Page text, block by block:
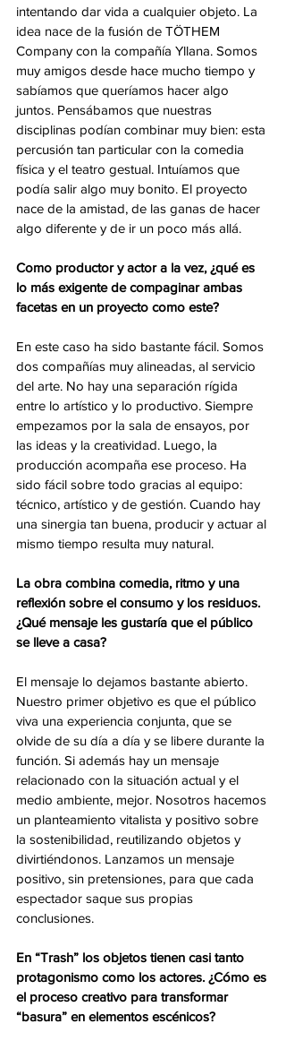
intentando dar vida a cualquier objeto. La
idea nace de la fusión de TÖTHEM
Company con la compañía Yllana. Somos
muy amigos desde hace mucho tiempo y
sabíamos que queríamos hacer algo
juntos. Pensábamos que nuestras
disciplinas podían combinar muy bien: esta
percusión tan particular con la comedia
física y el teatro gestual. Intuíamos que
podía salir algo muy bonito. El proyecto
nace de la amistad, de las ganas de hacer
algo diferente y de ir un poco más allá.
Como productor y actor a la vez, ¿qué es
lo más exigente de compaginar ambas
facetas en un proyecto como este?
En este caso ha sido bastante fácil. Somos
dos compañías muy alineadas, al servicio
del arte. No hay una separación rígida
entre lo artístico y lo productivo. Siempre
empezamos por la sala de ensayos, por
las ideas y la creatividad. Luego, la
producción acompaña ese proceso. Ha
sido fácil sobre todo gracias al equipo:
técnico, artístico y de gestión. Cuando hay
una sinergia tan buena, producir y actuar al
mismo tiempo resulta muy natural.
La obra combina comedia, ritmo y una
reflexión sobre el consumo y los residuos.
¿Qué mensaje les gustaría que el público
se lleve a casa?
El mensaje lo dejamos bastante abierto.
Nuestro primer objetivo es que el público
viva una experiencia conjunta, que se
olvide de su día a día y se libere durante la
función. Si además hay un mensaje
relacionado con la situación actual y el
medio ambiente, mejor. Nosotros hacemos
un planteamiento vitalista y positivo sobre
la sostenibilidad, reutilizando objetos y
divirtiéndonos. Lanzamos un mensaje
positivo, sin pretensiones, para que cada
espectador saque sus propias
conclusiones.
En “Trash” los objetos tienen casi tanto
protagonismo como los actores. ¿Cómo es
el proceso creativo para transformar
“basura” en elementos escénicos?